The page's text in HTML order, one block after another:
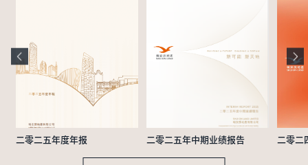
二零二五年度年报 二零二五年中期业绩报告 二零二